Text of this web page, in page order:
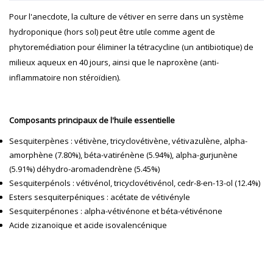
Pour l'anecdote, la culture de vétiver en serre dans un système
hydroponique (hors sol) peut être utile comme agent de
phytoremédiation pour éliminer la tétracycline (un antibiotique) de
milieux aqueux en 40 jours, ainsi que le naproxène (anti-
inflammatoire non stéroïdien).
Composants principaux de l'huile essentielle
Sesquiterpènes : vétivène, tricyclovétivène, vétivazulène, alpha-
amorphène (7.80%), béta-vatirénène (5.94%), alpha-gurjunène
(5.91%) déhydro-aromadendrène (5.45%)
Sesquiterpénols : vétivénol, tricyclovétivénol, cedr-8-en-13-ol (12.4%)
Esters sesquiterpéniques : acétate de vétivényle
Sesquiterpénones : alpha-vétivénone et béta-vétivénone
Acide zizanoïque et acide isovalencénique